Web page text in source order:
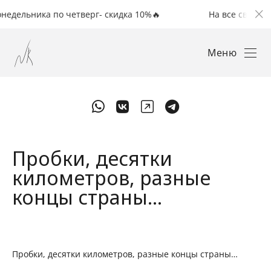
по четверг- скидка 10%🔥 На все свадьбы с
Меню
Пробки, десятки
километров, разные
концы страны…
Пробки, десятки километров, разные концы страны…